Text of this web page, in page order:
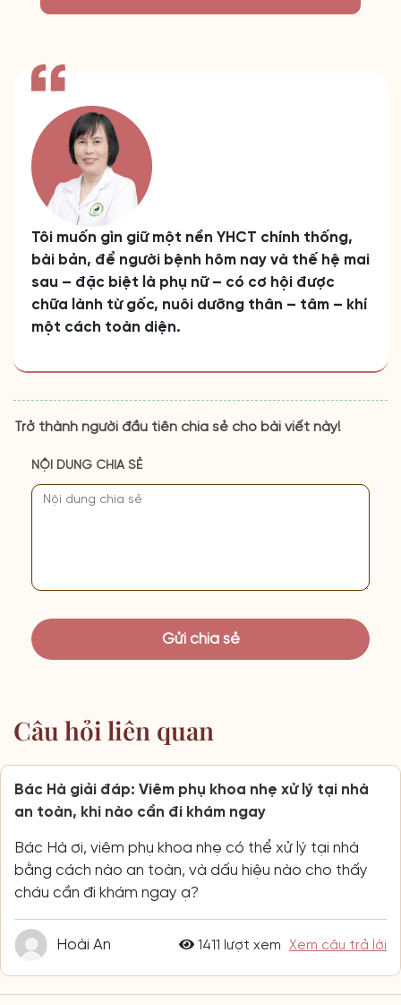
Tôi muốn gìn giữ một nền YHCT chính thống,
bài bản, để người bệnh hôm nay và thế hệ mai
sau – đặc biệt là phụ nữ – có cơ hội được
chữa lành từ gốc, nuôi dưỡng thân – tâm – khí
một cách toàn diện.
Trở thành người đầu tiên chia sẻ cho bài viết này!
NỘI DUNG CHIA SẺ
Câu hỏi liên quan
Bác Hà giải đáp: Viêm phụ khoa nhẹ xử lý tại nhà
an toàn, khi nào cần đi khám ngay
Bác Hà ơi, viêm phụ khoa nhẹ có thể xử lý tại nhà
bằng cách nào an toàn, và dấu hiệu nào cho thấy
cháu cần đi khám ngay ạ?
Hoài An 1411 lượt xem Xem câu trả lời